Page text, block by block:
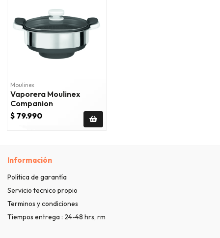
Moulinex
Vaporera Moulinex
Companion
$ 79.990
Información
Política de garantía
Servicio tecnico propio
Terminos y condiciones
Tiempos entrega : 24-48 hrs, rm